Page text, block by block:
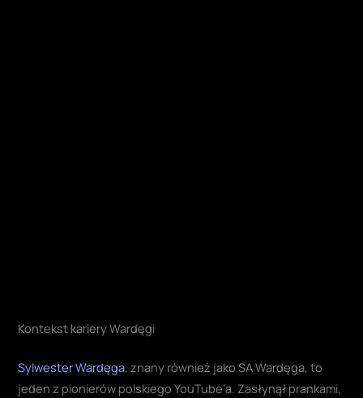
Kontekst kariery Wardęgi
Sylwester Wardęga, znany również jako SA Wardęga, to
jeden z pionierów polskiego YouTube’a. Zasłynął prankami,